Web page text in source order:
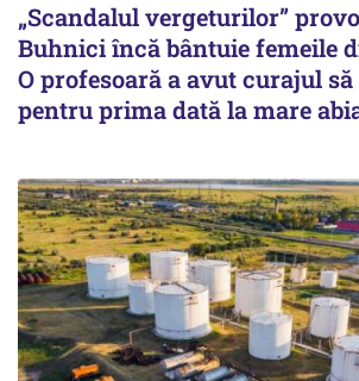
„Scandalul vergeturilor”
Buhnici încă bântuie femeile
O profesoară a avut curajul
pentru prima dată la mare